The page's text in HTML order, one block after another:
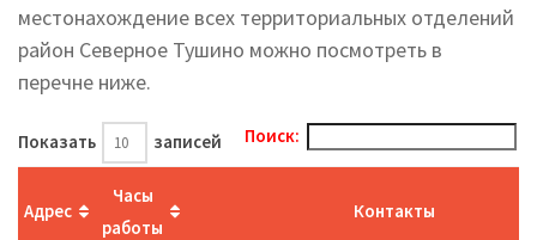
местонахождение всех территориальных отделений
район Северное Тушино можно посмотреть в
перечне ниже.
Показать записей Поиск:
Адрес
Часы
работы
Контакты